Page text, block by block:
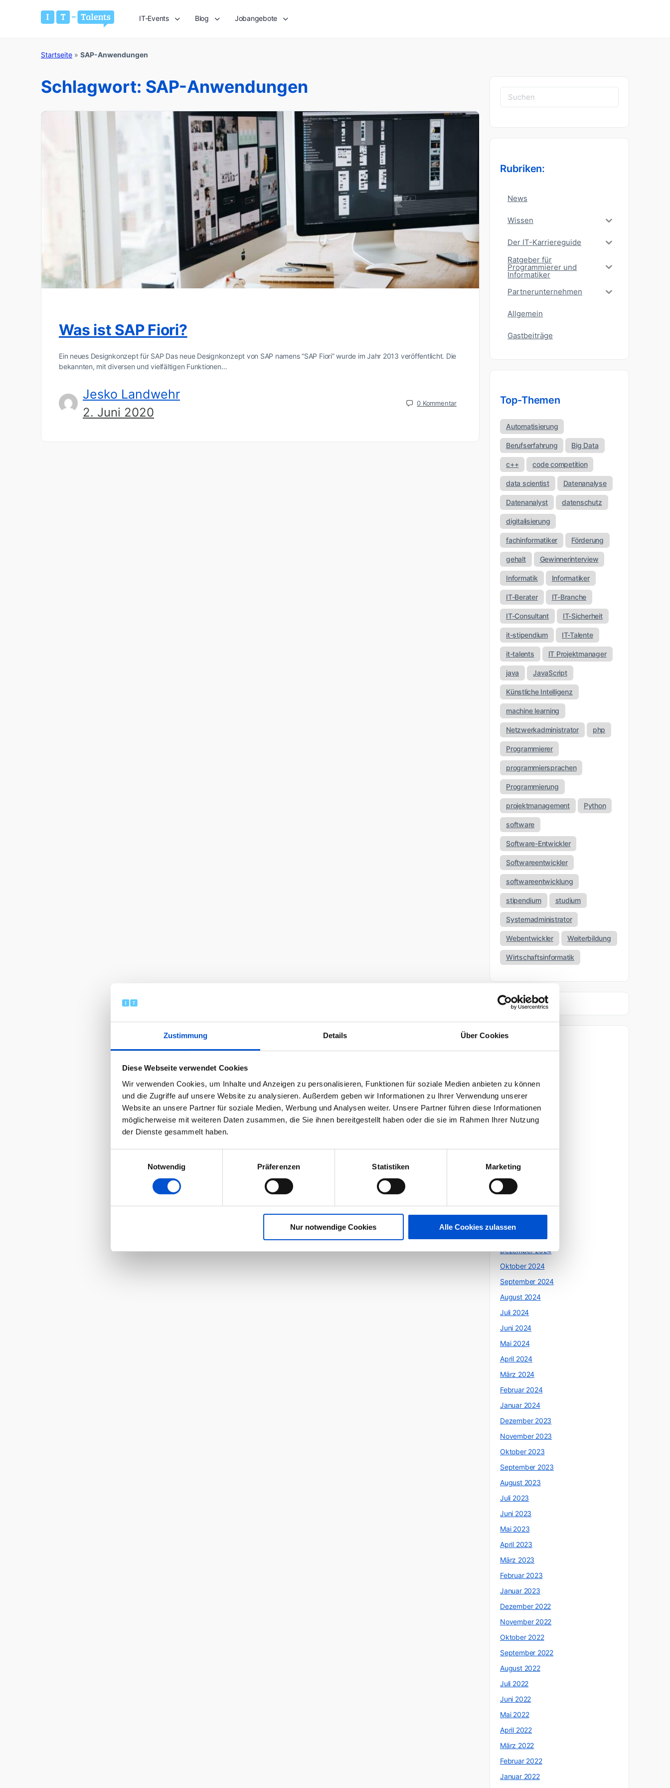
Zustimmung Details Über Cookies
Diese Webseite verwendet Cookies
Wir verwenden Cookies, um Inhalte und Anzeigen zu personalisieren, Funktionen für soziale Medien anbieten zu können
und die Zugriffe auf unsere Website zu analysieren. Außerdem geben wir Informationen zu Ihrer Verwendung unserer
Website an unsere Partner für soziale Medien, Werbung und Analysen weiter. Unsere Partner führen diese Informationen
möglicherweise mit weiteren Daten zusammen, die Sie ihnen bereitgestellt haben oder die sie im Rahmen Ihrer Nutzung
der Dienste gesammelt haben.
Notwendig
Präferenzen Statistiken Marketing
Nur notwendige Cookies Alle Cookies zulassen
IT-Events Blog Jobangebote
Startseite » SAP-Anwendungen
Schlagwort: SAP-Anwendungen
Was ist SAP Fiori?
Ein neues Designkonzept für SAP Das neue Designkonzept von SAP namens “SAP Fiori” wurde im Jahr 2013 veröffentlicht. Die
bekannten, mit diversen und vielfältigen Funktionen…
Jesko Landwehr
2. Juni 2020
0 Kommentar
Suchen
nach:
Rubriken:
News
Wissen
Der IT-Karriereguide
Ratgeber für
Programmierer und
Informatiker
Partnerunternehmen
Allgemein
Gastbeiträge
Top-Themen
Automatisierung
Berufserfahrung Big Data
c++ code competition
data scientist Datenanalyse
Datenanalyst datenschutz
digitalisierung
fachinformatiker Förderung
gehalt Gewinnerinterview
Informatik Informatiker
IT-Berater IT-Branche
IT-Consultant IT-Sicherheit
it-stipendium IT-Talente
it-talents IT Projektmanager
java JavaScript
Künstliche Intelligenz
machine learning
Netzwerkadministrator php
Programmierer
programmiersprachen
Programmierung
projektmanagement Python
software
Software-Entwickler
Softwareentwickler
softwareentwicklung
stipendium studium
Systemadministrator
Webentwickler Weiterbildung
Wirtschaftsinformatik
April 2026
März 2026
November 2025
Oktober 2025
Mai 2025
April 2025
März 2025
Dezember 2024
Oktober 2024
September 2024
August 2024
Juli 2024
Juni 2024
Mai 2024
April 2024
März 2024
Februar 2024
Januar 2024
Dezember 2023
November 2023
Oktober 2023
September 2023
August 2023
Juli 2023
Juni 2023
Mai 2023
April 2023
März 2023
Februar 2023
Januar 2023
Dezember 2022
November 2022
Oktober 2022
September 2022
August 2022
Juli 2022
Juni 2022
Mai 2022
April 2022
März 2022
Februar 2022
Januar 2022